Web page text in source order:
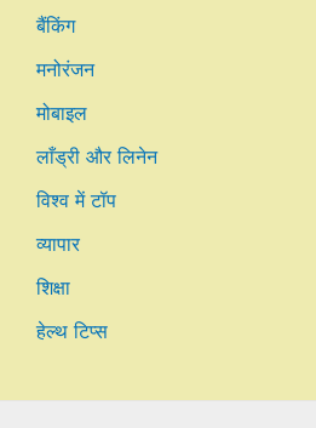
बैंकिंग
मनोरंजन
मोबाइल
लाँड्री और लिनेन
विश्व में टॉप
व्यापार
शिक्षा
हेल्थ टिप्स